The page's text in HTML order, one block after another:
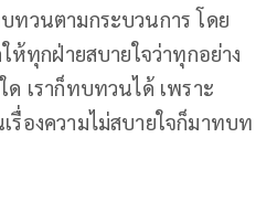
ทวนตามกระบวนการ โดย
ห้ทุกฝ่ายสบายใจว่าทุกอย่าง
เราก็ทบทวนได้ เพราะ
องความไม่สบายใจก็มาทบท